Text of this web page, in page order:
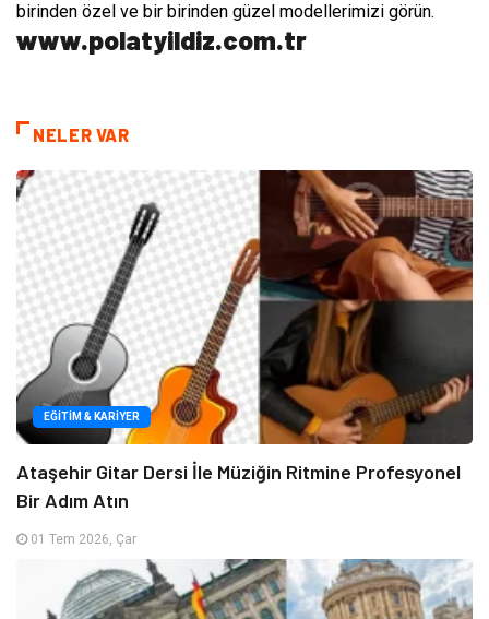
birinden özel ve bir birinden güzel modellerimizi görün.
www.polatyildiz.com.tr
NELER VAR
EĞITIM & KARIYER
Ataşehir Gitar Dersi İle Müziğin Ritmine Profesyonel
Bir Adım Atın
01 Tem 2026, Çar